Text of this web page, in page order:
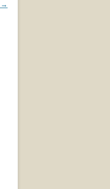
→